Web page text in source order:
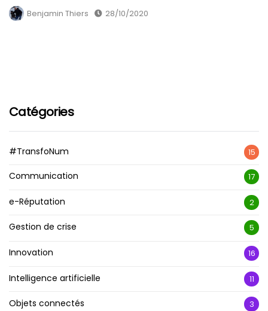
Benjamin Thiers 28/10/2020
Catégories
#TransfoNum 15
Communication 17
e-Réputation 2
Gestion de crise 5
Innovation 16
Intelligence artificielle 11
Objets connectés 3